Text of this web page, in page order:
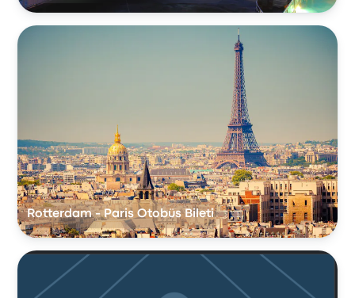
Rotterdam - Paris Otobüs Bileti